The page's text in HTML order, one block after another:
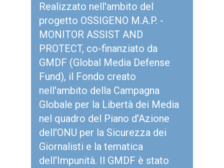
Realizzato nell'ambito del
progetto OSSIGENO M.A.P. -
MONITOR ASSIST AND
PROTECT, co-finanziato da
GMDF (Global Media Defense
Fund), il Fondo creato
nell'ambito della Campagna
Globale per la Libertà dei Media
nel quadro del Piano d'Azione
dell'ONU per la Sicurezza dei
Giornalisti e la tematica
dell'Impunità. Il GMDF è stato